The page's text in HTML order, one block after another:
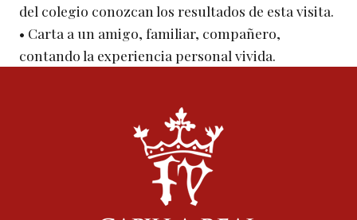
del colegio conozcan los resultados de esta visita.
• Carta a un amigo, familiar, compañero,
contando la experiencia personal vivida.